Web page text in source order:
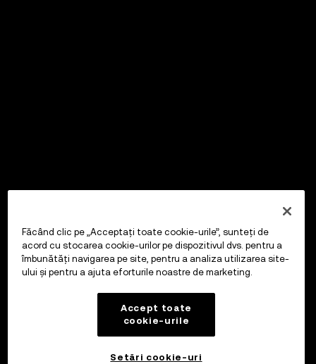
Făcând clic pe „Acceptați toate cookie-urile”, sunteți de
acord cu stocarea cookie-urilor pe dispozitivul dvs. pentru a
îmbunătăți navigarea pe site, pentru a analiza utilizarea site-
ului și pentru a ajuta eforturile noastre de marketing.
Accept toate
cookie-urile
Setări cookie-uri